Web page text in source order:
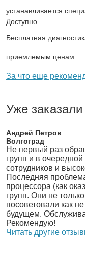
устанавливается
Доступно
Бесплатная
приемлемым ценам.
За что еще
Уже заказали
Андрей Петров
Волгоград
Не первый раз
групп и в
сотрудников и
Последняя
процессора (как
групп. Они не
посоветовали как
будущем.
Рекомендую!
Читать другие